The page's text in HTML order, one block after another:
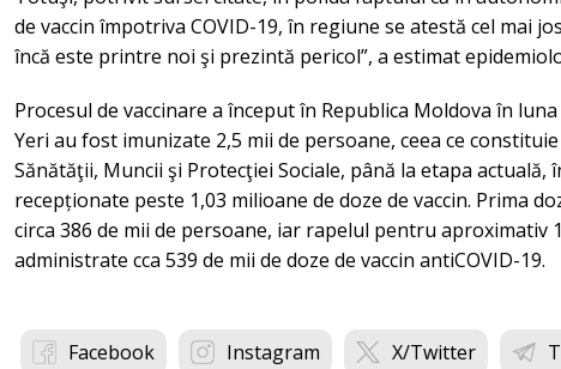
de vaccin împotriva COVID-19, în regiune se atestă cel mai
încă este printre noi şi prezintă pericol”, a estimat
Procesul de vaccinare a început în Republica Moldova în
Yeri au fost imunizate 2,5 mii de persoane, ceea ce
Sănătăţii, Muncii şi Protecţiei Sociale, până la etapa actuală,
recepționate peste 1,03 milioane de doze de vaccin. Prima
circa 386 de mii de persoane, iar rapelul pentru aproximativ
administrate cca 539 de mii de doze de vaccin antiCOVID-19.
Facebook Instagram X/Twitter